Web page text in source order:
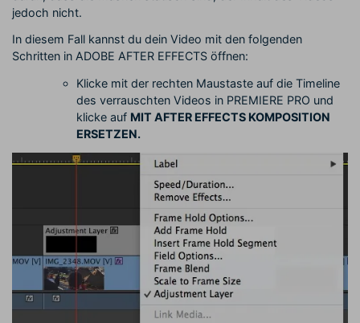
jedoch nicht.
In diesem Fall kannst du dein Video mit den folgenden
Schritten in ADOBE AFTER EFFECTS öffnen:
Klicke mit der rechten Maustaste auf die Timeline
des verrauschten Videos in PREMIERE PRO und
klicke auf MIT AFTER EFFECTS KOMPOSITION
ERSETZEN.